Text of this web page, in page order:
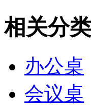
相关分类
办公桌
会议桌